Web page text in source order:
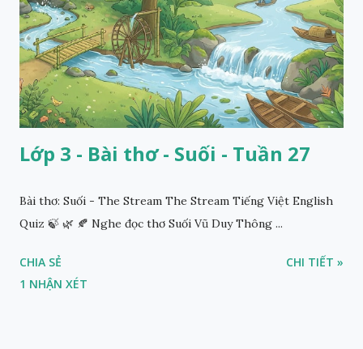
Lớp 3 - Bài thơ - Suối - Tuần 27
Bài thơ: Suối - The Stream The Stream Tiếng Việt English
Quiz 🍃 🌿 🍂 Nghe đọc thơ Suối Vũ Duy Thông ...
CHIA SẺ
1 NHẬN XÉT
CHI TIẾT »